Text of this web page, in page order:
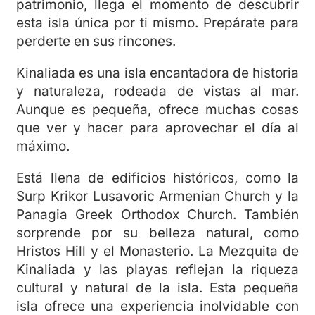
patrimonio, llega el momento de descubrir
esta isla única por ti mismo. Prepárate para
perderte en sus rincones.
Kinaliada es una isla encantadora de historia
y naturaleza, rodeada de vistas al mar.
Aunque es pequeña, ofrece muchas cosas
que ver y hacer para aprovechar el día al
máximo.
Está llena de edificios históricos, como la
Surp Krikor Lusavoric Armenian Church y la
Panagia Greek Orthodox Church. También
sorprende por su belleza natural, como
Hristos Hill y el Monasterio. La Mezquita de
Kinaliada y las playas reflejan la riqueza
cultural y natural de la isla. Esta pequeña
isla ofrece una experiencia inolvidable con